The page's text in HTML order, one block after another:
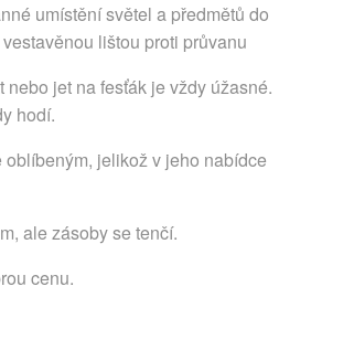
umístění světel a předmětů do
lištou proti průvanu
jet na fesťák je vždy úžasné.
hodí.
jelikož v jeho nabídce
ale zásoby se tenčí.
cenu.